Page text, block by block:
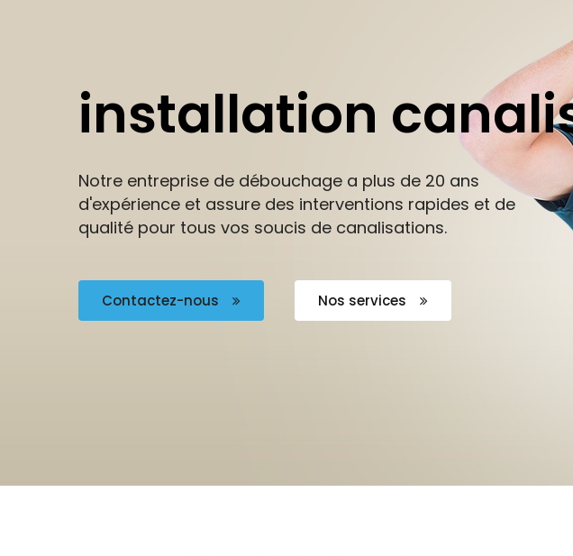
installation
Notre entreprise de débouchage a plus de 20 ans
d'expérience et assure des interventions rapides et de
qualité pour tous vos soucis de canalisations.
Contactez-nous Nos services